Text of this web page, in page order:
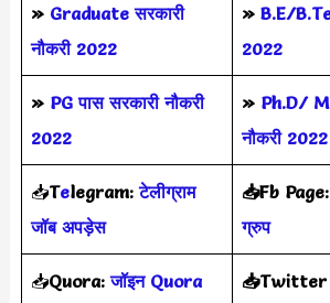
» Graduate सरकारी
नौकरी 2022
» B.E/
2022
» PG पास सरकारी नौकरी
2022
» Ph.D/
नौकरी 2022
📥Telegram: टेलीग्राम
जॉब अपड़ेस
📥Fb
ग्रुप
📥Quora:जॉइन Quora
📥Twitter